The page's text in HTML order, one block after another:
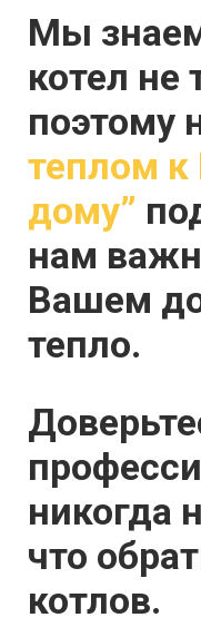
Мы
котел не
поэтому
теплом
дому”
нам
Вашем
тепло.
никогда
что
котлов.